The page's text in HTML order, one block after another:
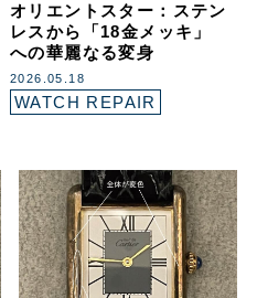
オリエントスター：ステン
レスから「18金メッキ」
への華麗なる変身
2026.05.18
WATCH REPAIR